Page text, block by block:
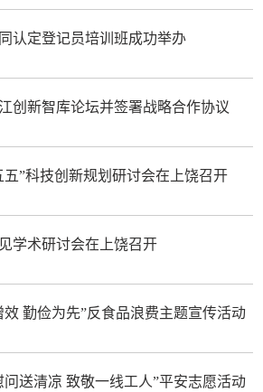
认定登记员培训班成功举办
创新智库论坛并签署战略合作协议
”科技创新规划研讨会在上饶召开
学术研讨会在上饶召开
勤俭为先”反食品浪费主题宣传活动
送清凉 致敬一线工人”平安志愿活动